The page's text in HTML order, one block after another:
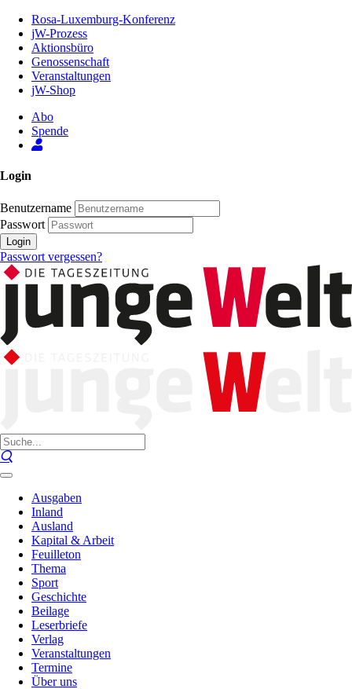
Inhalt
Seite
Rosa-Luxemburg-Konferenz
jW-Prozess
Aktionsbüro
Genossenschaft
Veranstaltungen
jW-Shop
Abo
Spende
Login
Benutzername
Passwort
Login
Passwort vergessen?
Ausgaben
Inland
Ausland
Kapital & Arbeit
Feuilleton
Thema
Sport
Geschichte
Beilage
Leserbriefe
Verlag
Veranstaltungen
Termine
Über uns